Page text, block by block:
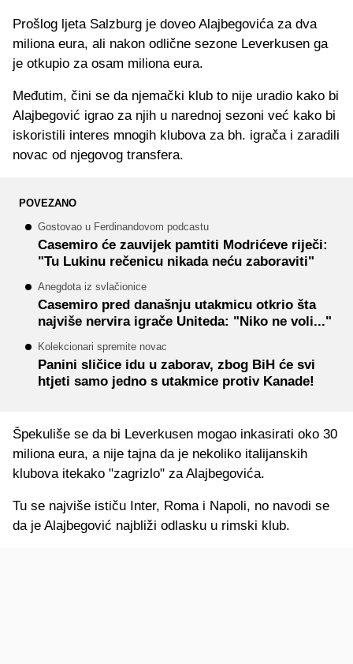
Prošlog ljeta Salzburg je doveo Alajbegovića za dva
miliona eura, ali nakon odlične sezone Leverkusen ga
je otkupio za osam miliona eura.
Međutim, čini se da njemački klub to nije uradio kako bi
Alajbegović igrao za njih u narednoj sezoni već kako bi
iskoristili interes mnogih klubova za bh. igrača i zaradili
novac od njegovog transfera.
POVEZANO
Gostovao u Ferdinandovom podcastu
Casemiro će zauvijek pamtiti Modrićeve riječi:
"Tu Lukinu rečenicu nikada neću zaboraviti"
Anegdota iz svlačionice
Casemiro pred današnju utakmicu otkrio šta
najviše nervira igrače Uniteda: "Niko ne voli..."
Kolekcionari spremite novac
Panini sličice idu u zaborav, zbog BiH će svi
htjeti samo jedno s utakmice protiv Kanade!
Špekuliše se da bi Leverkusen mogao inkasirati oko 30
miliona eura, a nije tajna da je nekoliko italijanskih
klubova itekako "zagrizlo" za Alajbegovića.
Tu se najviše ističu Inter, Roma i Napoli, no navodi se
da je Alajbegović najbliži odlasku u rimski klub.